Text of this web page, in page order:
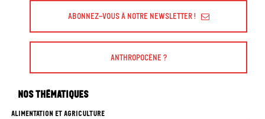
Abonnez-vous à Notre Newsletter !
Anthropocène ?
Nos thématiques
ALIMENTATION ET AGRICULTURE